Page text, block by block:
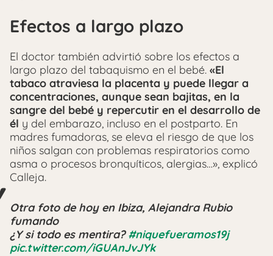
Efectos a largo plazo
El doctor también advirtió sobre los efectos a
largo plazo del tabaquismo en el bebé. «El
tabaco atraviesa la placenta y puede llegar a
concentraciones, aunque sean bajitas, en la
sangre del bebé y repercutir en el desarrollo de
él y del embarazo, incluso en el postparto. En
madres fumadoras, se eleva el riesgo de que los
niños salgan con problemas respiratorios como
asma o procesos bronquíticos, alergias…», explicó
Calleja.
Otra foto de hoy en Ibiza, Alejandra Rubio
fumando
¿Y si todo es mentira?#niquefueramos19j
pic.twitter.com/iGUAnJvJYk